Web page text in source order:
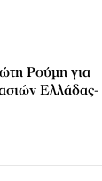
Ρούμη για
Ελλάδας-